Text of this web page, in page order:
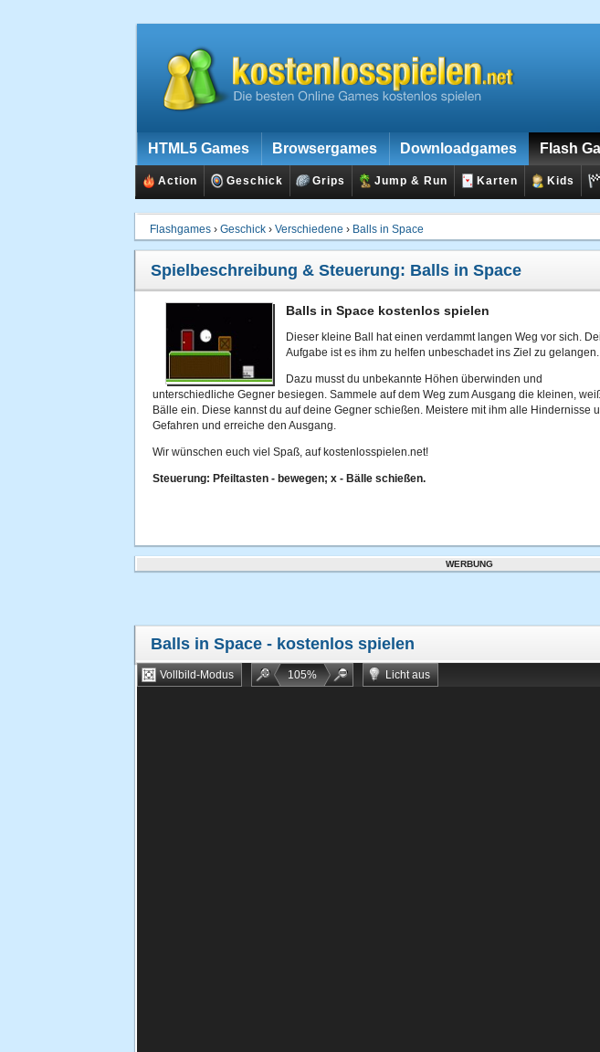
HTML5 Games Browsergames Downloadgames Flash
Action Geschick Grips Jump & Run Karten Kids
Flashgames › Geschick › Verschiedene › Balls in Space
Spielbeschreibung & Steuerung: Balls in Space
Balls in Space kostenlos spielen
Dieser kleine Ball hat einen verdammt langen Weg vor sich.
Aufgabe ist es ihm zu helfen unbeschadet ins Ziel zu gelangen.
Dazu musst du unbekannte Höhen überwinden und
unterschiedliche Gegner besiegen. Sammele auf dem Weg zum Ausgang die kleinen,
Bälle ein. Diese kannst du auf deine Gegner schießen. Meistere mit ihm alle Hindernisse
Gefahren und erreiche den Ausgang.
Wir wünschen euch viel Spaß, auf kostenlosspielen.net!
Steuerung: Pfeiltasten - bewegen; x - Bälle schießen.
WERBUNG
Balls in Space - kostenlos spielen
Vollbild-Modus 105% Licht aus